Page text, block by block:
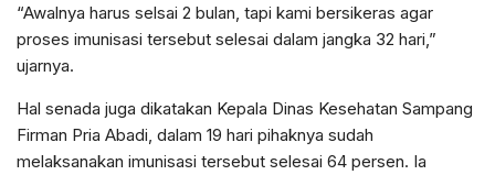
“Awalnya harus selsai 2 bulan, tapi kami bersikeras agar
proses imunisasi tersebut selesai dalam jangka 32 hari,”
ujarnya.
Hal senada juga dikatakan Kepala Dinas Kesehatan Sampang
Firman Pria Abadi, dalam 19 hari pihaknya sudah
melaksanakan imunisasi tersebut selesai 64 persen. Ia